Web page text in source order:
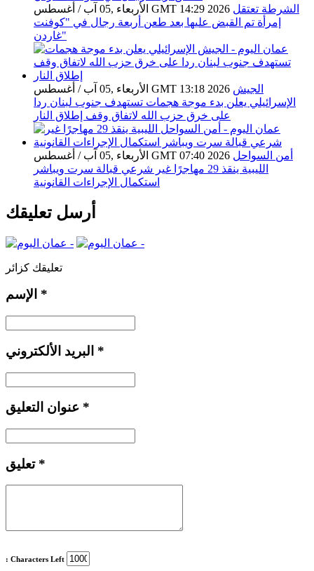
الأربعاء ,05 آب / أغسطس GMT 14:29 2026 الشرطة تعتقل
إمرأة تم القبض عليها بعد طعن أربعة رجال في "كوفنت
غاردن"
الأربعاء ,05 آب / أغسطس GMT 13:18 2026 الجيش
الإسرائيلي يعلن بدء موجة هجمات تستهدف جنوب لبنان ردا
على خرق حزب الله لاتفاق وقف إطلاق النار
الأربعاء ,05 آب / أغسطس GMT 07:40 2026 أمن السواحل
الليبية ينقذ 29 مهاجرًا غير شرعي قبالة سرت ويباشر
استكمال الإجراءات القانونية
أرسل تعليقك
تعليقك كزائر
*
*
*
تعليق *
: Characters Left